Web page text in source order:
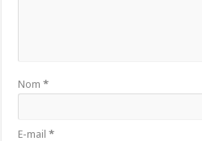
Nom*
E-mail*